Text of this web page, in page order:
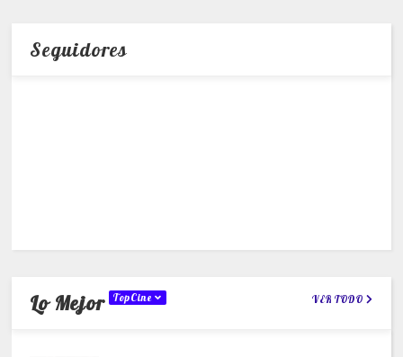
Seguidores
Lo Mejor TopCine VER TODO